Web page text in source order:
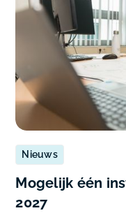
Nieuws
Mogelijk één
2027